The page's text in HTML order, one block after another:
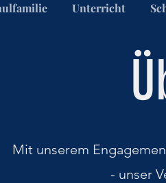
Unterricht
Mit unserem
- unser